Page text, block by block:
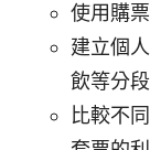
使用購
建立個
飲等分
比較不